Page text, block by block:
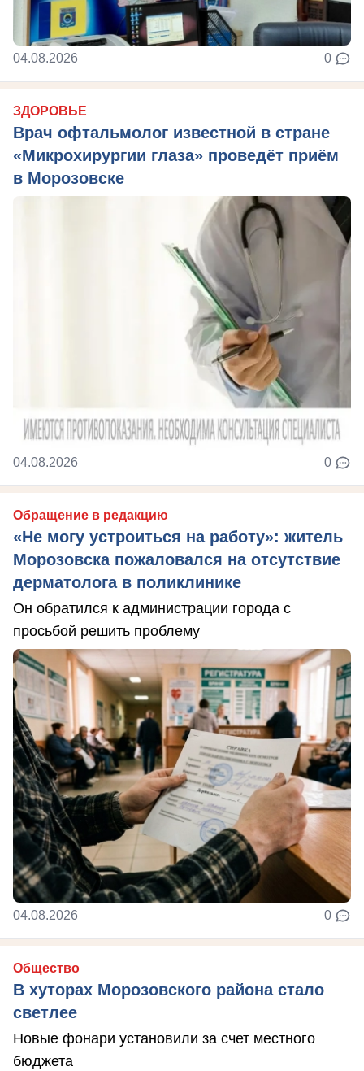
04.08.2026 0
ЗДОРОВЬЕ
Врач офтальмолог известной в стране
«Микрохирургии глаза» проведёт приём
в Морозовске
04.08.2026 0
Обращение в редакцию
«Не могу устроиться на работу»: житель
Морозовска пожаловался на отсутствие
дерматолога в поликлинике
Он обратился к администрации города с
просьбой решить проблему
04.08.2026 0
Общество
В хуторах Морозовского района стало
светлее
Новые фонари установили за счет местного
бюджета